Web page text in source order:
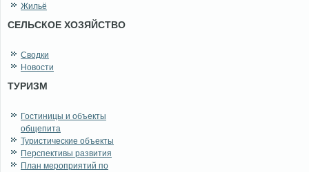
Жильё
СЕЛЬСКОЕ ХОЗЯЙСТВО
Сводки
Новости
ТУРИЗМ
Гостиницы и объекты
общепита
Туристические объекты
Перспективы развития
План мероприятий по